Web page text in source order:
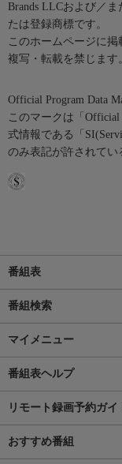
Brands LLCおよび／
たは登録商標です。
このホームページに
複写・転載を禁じます
Official Program Data
このマークは「Official
式情報である「
のみ表記が許されてい
番組表
番組検索
マイメニュー
番組表ヘルプ
リモート録画予約ガイ
おすすめ番組